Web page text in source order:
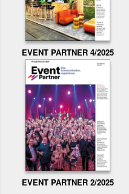
EVENT PARTNER 4/2025
EVENT PARTNER 2/2025